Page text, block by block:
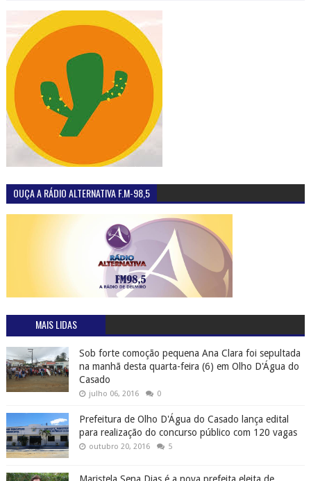
OUÇA A RÁDIO ALTERNATIVA F.M-98,5
MAIS LIDAS
Sob forte comoção pequena Ana Clara foi sepultada
na manhã desta quarta-feira (6) em Olho D'Água do
Casado
julho 06, 2016 0
Prefeitura de Olho D'Água do Casado lança edital
para realização do concurso público com 120 vagas
outubro 20, 2016 5